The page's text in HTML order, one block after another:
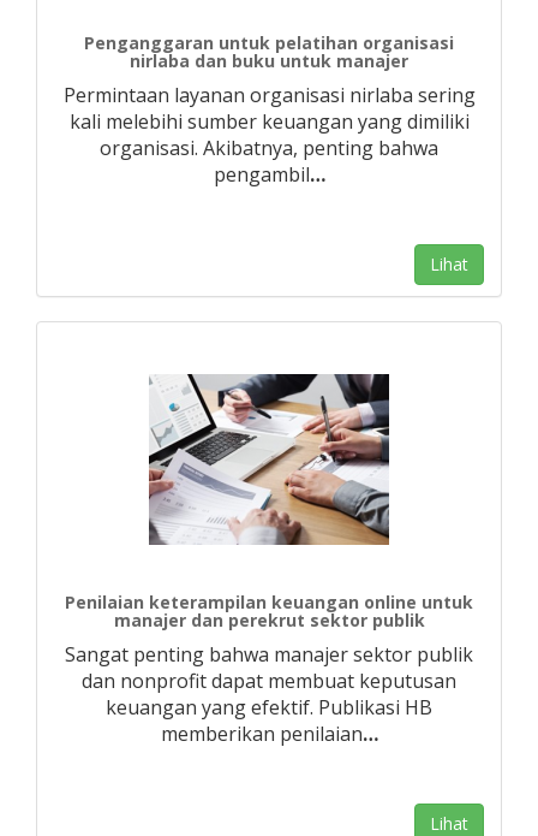
Penganggaran untuk pelatihan organisasi
nirlaba dan buku untuk manajer
Permintaan layanan organisasi nirlaba sering
kali melebihi sumber keuangan yang dimiliki
organisasi. Akibatnya, penting bahwa
pengambil…
Lihat
Penilaian keterampilan keuangan online untuk
manajer dan perekrut sektor publik
Sangat penting bahwa manajer sektor publik
dan nonprofit dapat membuat keputusan
keuangan yang efektif. Publikasi HB
memberikan penilaian…
Lihat